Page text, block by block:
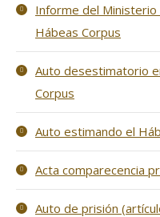
Informe del
Hábeas Corpus
Auto desestimatorio
Corpus
Auto estimando el
Acta comparecencia
Auto de prisión